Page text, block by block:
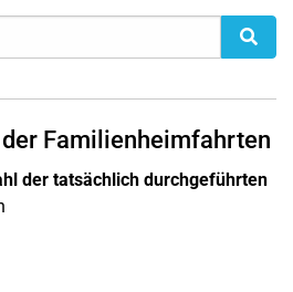
Familienheimfahrten
der tatsächlich durchgeführten